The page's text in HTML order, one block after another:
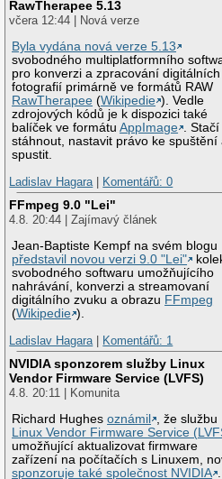
RawTherapee 5.13
včera 12:44 | Nová verze
Byla vydána nová verze 5.13
svobodného multiplatformního
pro konverzi a zpracování digitálních
fotografií primárně ve formátů RAW
RawTherapee (Wikipedie ). Vedle
zdrojových kódů je k dispozici také
balíček ve formátuAppImage . Stačí
stáhnout, nastavit právo ke spuštění
spustit.
Ladislav Hagara
Komentářů: 0
FFmpeg 9.0 "Lei"
4.8. 20:44 | Zajímavý článek
Jean-Baptiste Kempf na svém blogu
představil novou verzi 9.0 "Lei"
svobodného softwaru umožňujícího
nahrávání, konverzi a streamovaní
digitálního zvuku a obrazu FFmpeg
(Wikipedie ).
Ladislav Hagara
Komentářů: 1
NVIDIA sponzorem služby Linux
Vendor Firmware Service (LVFS)
4.8. 20:11 | Komunita
Richard Hughesoznámil
, že službu
Linux Vendor Firmware Service
umožňující aktualizovat firmware
zařízení na počítačích s Linuxem,
sponzoruje také společnost NVIDIA .